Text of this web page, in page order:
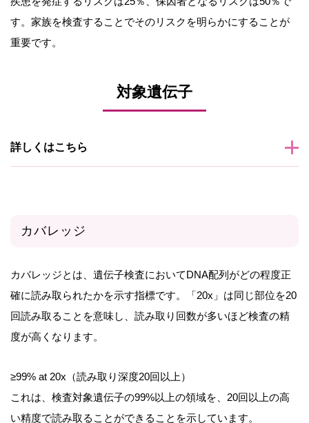
す。家族を検査することでそのリスクを明らかにすることが
重要です。
対象遺伝子
詳しくはこちら
カバレッジ
カバレッジとは、遺伝子検査においてDNA配列がどの程度正
確に読み取られたかを示す指標です。「20x」は同じ部位を20
回読み取ることを意味し、読み取り回数が多いほど検査の精
度が高くなります。
≥99% at 20x（読み取り深度20回以上）
これは、検査対象遺伝子の99%以上の領域を、20回以上の高
い精度で読み取ることができることを示しています。